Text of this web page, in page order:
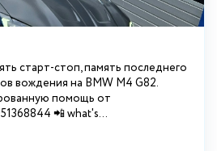
старт-стоп, память последнего
вождения на BMW М4 G82.
помощь от
📲 what's...